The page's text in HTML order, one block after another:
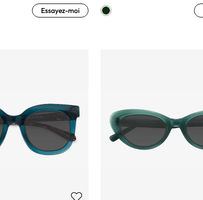
Essayez-moi